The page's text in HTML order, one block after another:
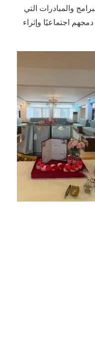
والمبادرات التي
اجتماعيًا وإثراء